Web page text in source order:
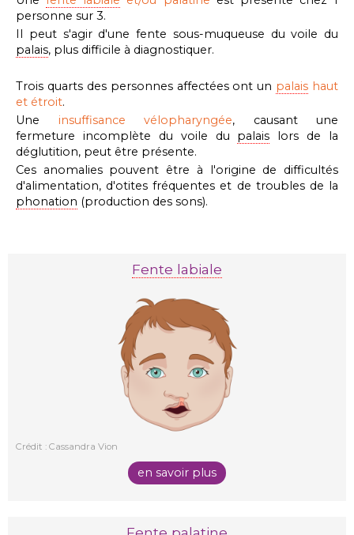
personne sur 3.
Il peut s'agir d'une fente sous-muqueuse du voile du
palais, plus difficile à diagnostiquer.
Trois quarts des personnes affectées ont un palais haut
et étroit.
Une insuffisance vélopharyngée, causant une
fermeture incomplète du voile du palais lors de la
déglutition, peut être présente.
Ces anomalies pouvent être à l'origine de difficultés
d'alimentation, d'otites fréquentes et de troubles de la
phonation (production des sons).
Fente labiale
Crédit : Cassandra Vion
en savoir plus